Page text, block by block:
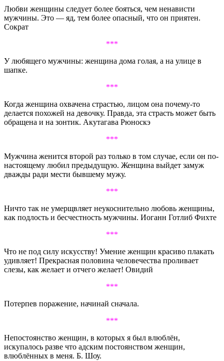
Любви женщины следует более бояться, чем ненависти
мужчины. Это — яд, тем более опасный, что он приятен.
Сократ
***
У любящего мужчины: женщина дома голая, а на улице в
шапке.
***
Когда женщина охвачена страстью, лицом она почему-то
делается похожей на девочку. Правда, эта страсть может быть
обращена и на зонтик. Акутагава Рюноскэ
***
Мужчина женится второй раз только в том случае, если он по-
настоящему любил предыдущую. Женщина выйдет замуж
дважды ради мести бывшему мужу.
***
Ничто так не умерщвляет неукоснительно любовь женщины,
как подлость и бесчестность мужчины. Иоганн Готлиб Фихте
***
Что не под силу искусству! Умение женщин красиво плакать
удивляет! Прекрасная половина человечества проливает
слезы, как желает и отчего желает! Овидий
***
Потерпев поражение, начинай сначала.
***
Непостоянство женщин, в которых я был влюблён,
искупалось разве что адским постоянством женщин,
влюблённых в меня. Б. Шоу.